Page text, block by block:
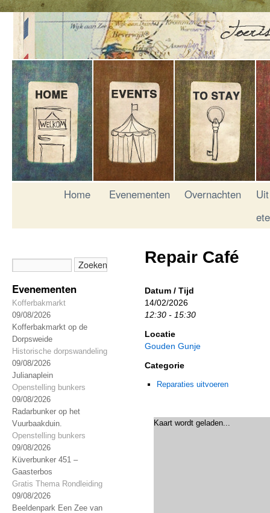
Home Evenementen Overnachten
Uit
Evenementen
Kofferbakmarkt
09/08/2026
Kofferbakmarkt op de
Dorpsweide
Historische dorpswandeling
09/08/2026
Julianaplein
Openstelling bunkers
09/08/2026
Radarbunker op het
Vuurbaakduin.
Openstelling bunkers
09/08/2026
Küverbunker 451 –
Gaasterbos
Gratis Thema Rondleiding
09/08/2026
Beeldenpark Een Zee van
Repair Café
Datum / Tijd
14/02/2026
12:30 - 15:30
Locatie
Gouden Gunje
Categorie
Reparaties uitvoeren
Kaart wordt geladen...